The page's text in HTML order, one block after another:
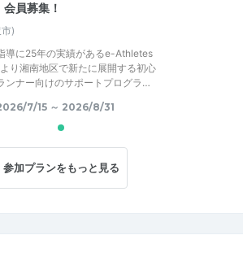
員募集！
)
導に25年の実績があるe-Athletes
り湘南地区で新たに展開する初心
ンナー向けのサポートプログラ…
7/15 ～ 2026/8/31
参加プランをもっと見る